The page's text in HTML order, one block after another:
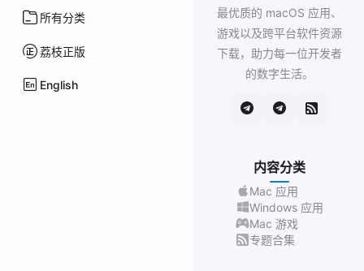
所有分类
荔枝正版
English
最优质的 macOS 应用、
游戏以及跨平台软件资源
下载，助力每一位开发者
的数字生活。
内容分类
Mac 应用
Windows 应用
Mac 游戏
专题合集